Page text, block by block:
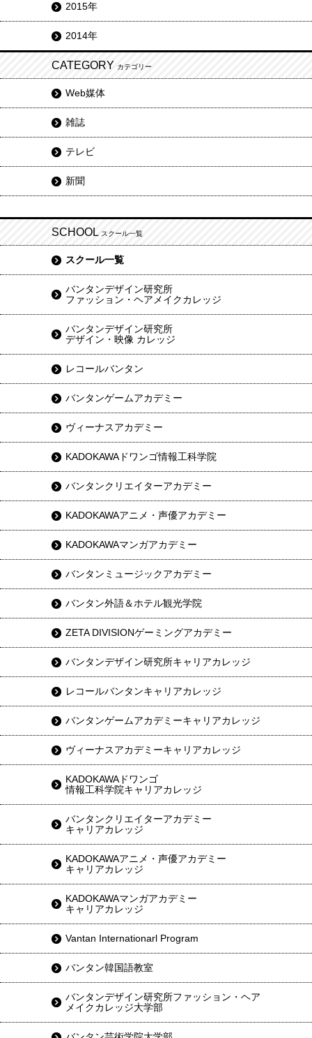
2015年
2014年
CATEGORY カテゴリー
Web媒体
雑誌
テレビ
新聞
SCHOOL スクール一覧
スクール一覧
バンタンデザイン研究所
ファッション・ヘアメイクカレッジ
バンタンデザイン研究所
デザイン・映像 カレッジ
レコールバンタン
バンタンゲームアカデミー
ヴィーナスアカデミー
KADOKAWAドワンゴ情報工科学院
バンタンクリエイターアカデミー
KADOKAWAアニメ・声優アカデミー
KADOKAWAマンガアカデミー
バンタンミュージックアカデミー
バンタン外語＆ホテル観光学院
ZETA DIVISIONゲーミングアカデミー
バンタンデザイン研究所キャリアカレッジ
レコールバンタンキャリアカレッジ
バンタンゲームアカデミーキャリアカレッジ
ヴィーナスアカデミーキャリアカレッジ
KADOKAWAドワンゴ
情報工科学院キャリアカレッジ
バンタンクリエイターアカデミー
キャリアカレッジ
KADOKAWAアニメ・声優アカデミー
キャリアカレッジ
KADOKAWAマンガアカデミー
キャリアカレッジ
Vantan Internationarl Program
バンタン韓国語教室
バンタンデザイン研究所ファッション・ヘア
メイクカレッジ大学部